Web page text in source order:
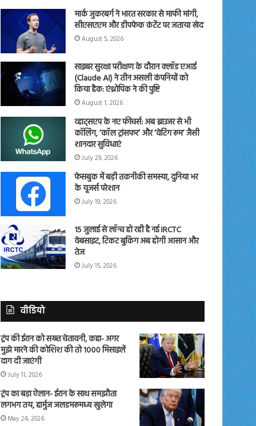
मार्क जुकरबर्ग ने भारत सरकार से माफी मांगी,
सीएसएएम और डीपफेक कंटेंट पर जताया खेद
August 5, 2026
साइबर सुरक्षा परीक्षण के दौरान क्लॉड एआई
(Claude AI) ने तीन असली कंपनियों को
किया हैक: एंथ्रोपिक ने की पुष्टि
August 1, 2026
व्हाट्सएप के नए फीचर्स: अब ब्राउजर से भी
कॉलिंग, ‘कॉल ट्रांसफर’ और ‘वेटिंग रूम’ जैसी
शानदार सुविधाएं
July 29, 2026
फेसबुक में बड़ी तकनीकी समस्या, दुनिया भर
के यूजर्स परेशान
July 19, 2026
15 जुलाई से लॉन्च हो रही है नई IRCTC
वेबसाइट, टिकट बुकिंग अब होगी आसान और
तेज
July 15, 2026
वीडियो
ट्रंप की ईरान को सख्त चेतावनी, कहा- अगर
मुझे मारने की कोशिश की तो 1000 मिसाइलें
दाग दी जाएंगी
July 11, 2026
ट्रंप का बड़ा ऐलान- ईरान के साथ समझौता
लगभग तय, हार्मुज जलडमरूमध्य खुलेगा
May 24, 2026